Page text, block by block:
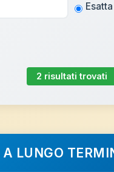
2 risultati trovati
LUNGO